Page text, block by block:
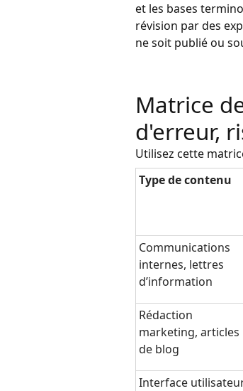
et les bases
révision par des
ne soit publié ou
Matrice
d'erreur,
Utilisez cette
Type de contenu
Communications
internes, lettres
d’information
Rédaction
marketing, articles
de blog
Interface